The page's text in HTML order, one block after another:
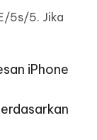
5s/5. Jika
iPhone